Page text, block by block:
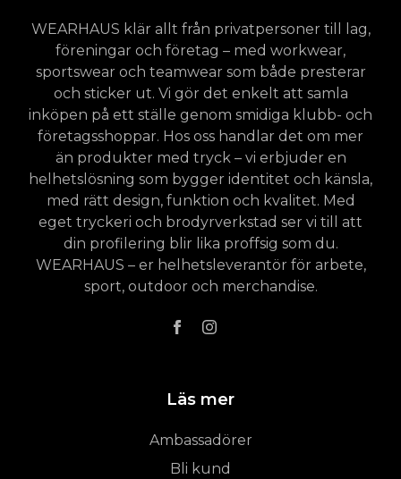
WEARHAUS klär allt från privatpersoner till lag,
föreningar och företag – med workwear,
sportswear och teamwear som både presterar
och sticker ut. Vi gör det enkelt att samla
inköpen på ett ställe genom smidiga klubb- och
företagsshoppar. Hos oss handlar det om mer
än produkter med tryck – vi erbjuder en
helhetslösning som bygger identitet och känsla,
med rätt design, funktion och kvalitet. Med
eget tryckeri och brodyrverkstad ser vi till att
din profilering blir lika proffsig som du.
WEARHAUS – er helhetsleverantör för arbete,
sport, outdoor och merchandise.
Läs mer
Ambassadörer
Bli kund